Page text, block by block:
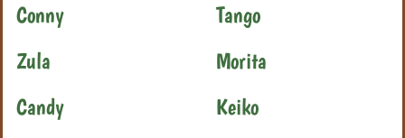
Conny
Tango
Zula
Morita
Candy
Keiko